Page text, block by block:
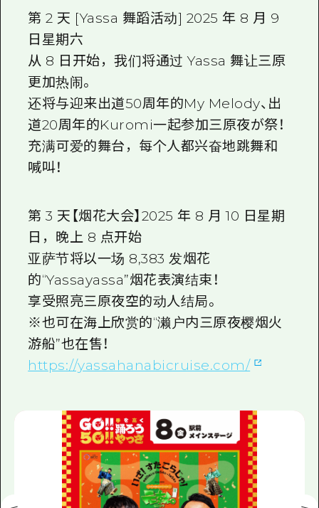
第 2 天 [Yassa 舞蹈活动] 2025 年 8 月 9
日星期六
从 8 日开始，我们将通过 Yassa 舞让三原
更加热闹。
还将与迎来出道50周年的My Melody、出
道20周年的Kuromi一起参加三原夜が祭！
充满可爱的舞台，每个人都兴奋地跳舞和
喊叫！
第 3 天【烟花大会】2025 年 8 月 10 日星期
日，晚上 8 点开始
亚萨节将以一场 8,383 发烟花
的“Yassayassa”烟花表演结束！
享受照亮三原夜空的动人结局。
※也可在海上欣赏的“濑户内三原夜樱烟火
游船”也在售！
https://yassahanabicruise.com/